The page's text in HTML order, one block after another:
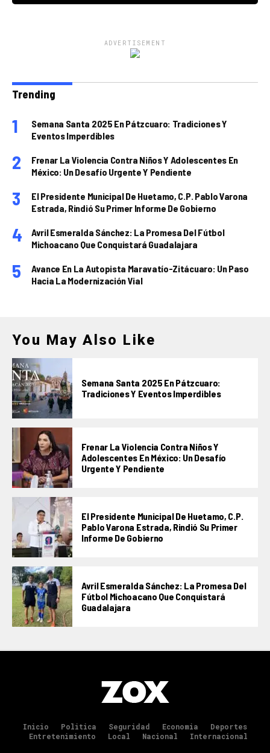
ADVERTISEMENT
Trending
Semana Santa 2025 En Pátzcuaro: Tradiciones Y
Eventos Imperdibles
Frenar La Violencia Contra Niños Y Adolescentes En
México: Un Desafío Urgente Y Pendiente
El Presidente Municipal De Huetamo, C.P. Pablo Varona
Estrada, Rindió Su Primer Informe De Gobierno
Avril Esmeralda Sánchez: La Promesa Del Fútbol
Michoacano Que Conquistará Guadalajara
Avance En La Autopista Maravatío-Zitácuaro: Un Paso
Hacia La Modernización Vial
You May Also Like
Semana Santa 2025 En Pátzcuaro:
Tradiciones Y Eventos Imperdibles
Frenar La Violencia Contra Niños Y
Adolescentes En México: Un Desafío
Urgente Y Pendiente
El Presidente Municipal De Huetamo, C.P.
Pablo Varona Estrada, Rindió Su Primer
Informe De Gobierno
Avril Esmeralda Sánchez: La Promesa Del
Fútbol Michoacano Que Conquistará
Guadalajara
Inicio Politica Seguridad Economia
Deportes
Entretenimiento
Local Nacional Internacional